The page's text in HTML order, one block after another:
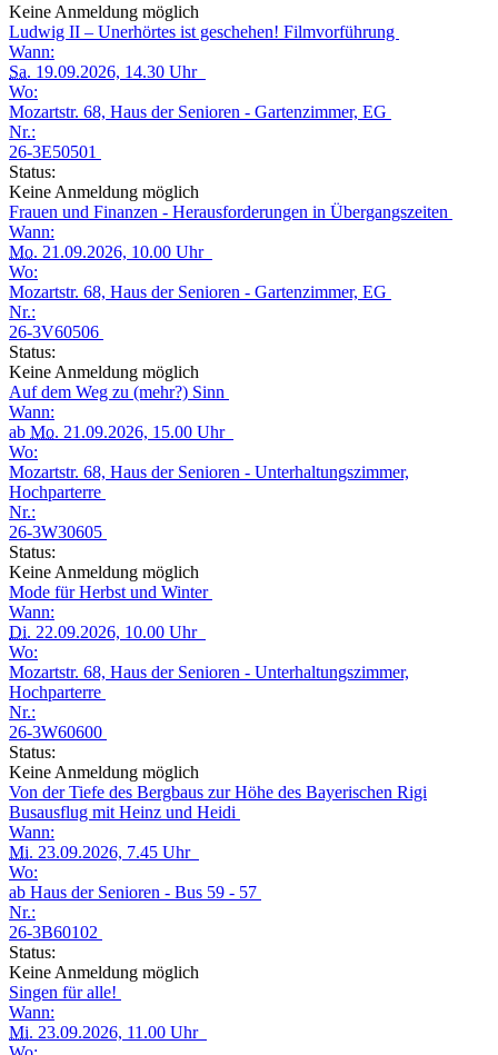
Keine Anmeldung möglich
Ludwig II – Unerhörtes ist geschehen! Filmvorführung
Wann:
Sa. 19.09.2026, 14.30 Uhr
Wo:
Mozartstr. 68, Haus der Senioren - Gartenzimmer, EG
Nr.:
26-3E50501
Status:
Keine Anmeldung möglich
Frauen und Finanzen - Herausforderungen in Übergangszeiten
Wann:
Mo. 21.09.2026, 10.00 Uhr
Wo:
Mozartstr. 68, Haus der Senioren - Gartenzimmer, EG
Nr.:
26-3V60506
Status:
Keine Anmeldung möglich
Auf dem Weg zu (mehr?) Sinn
Wann:
ab Mo. 21.09.2026, 15.00 Uhr
Wo:
Mozartstr. 68, Haus der Senioren - Unterhaltungszimmer,
Hochparterre
Nr.:
26-3W30605
Status:
Keine Anmeldung möglich
Mode für Herbst und Winter
Wann:
Di. 22.09.2026, 10.00 Uhr
Wo:
Mozartstr. 68, Haus der Senioren - Unterhaltungszimmer,
Hochparterre
Nr.:
26-3W60600
Status:
Keine Anmeldung möglich
Von der Tiefe des Bergbaus zur Höhe des Bayerischen Rigi
Busausflug mit Heinz und Heidi
Wann:
Mi. 23.09.2026, 7.45 Uhr
Wo:
ab Haus der Senioren - Bus 59 - 57
Nr.:
26-3B60102
Status:
Keine Anmeldung möglich
Singen für alle!
Wann:
Mi. 23.09.2026, 11.00 Uhr